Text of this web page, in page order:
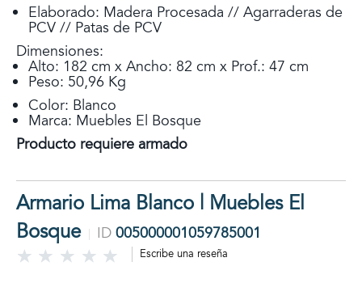
Elaborado: Madera Procesada // Agarraderas de
PCV // Patas de PCV
Dimensiones:
Alto: 182 cm x Ancho: 82 cm x Prof.: 47 cm
Peso: 50,96 Kg
Color: Blanco
Marca: Muebles El Bosque
Producto requiere armado
Armario Lima Blanco | Muebles El
Bosque
ID 005000001059785001
Escribe una reseña